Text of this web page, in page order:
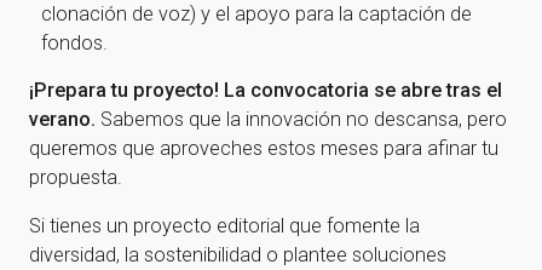
clonación de voz) y el apoyo para la captación de
fondos.
¡Prepara tu proyecto! La convocatoria se abre tras el
verano. Sabemos que la innovación no descansa, pero
queremos que aproveches estos meses para afinar tu
propuesta.
Si tienes un proyecto editorial que fomente la
diversidad, la sostenibilidad o plantee soluciones